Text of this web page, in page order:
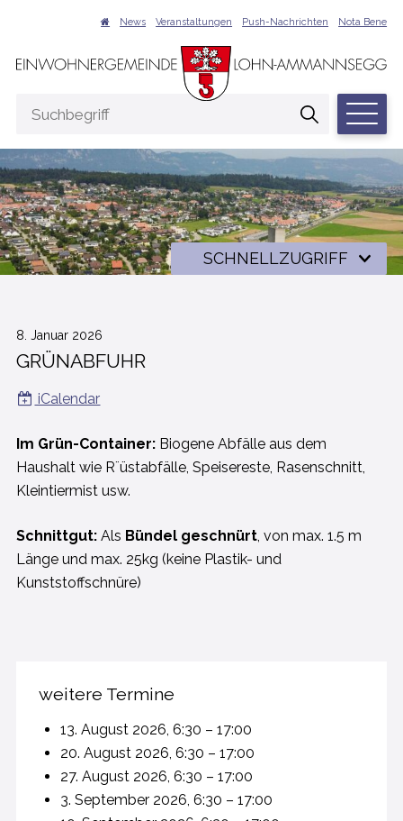
News Veranstaltungen Push-Nachrichten Nota Bene
Suchbegriff
Suche
GRÜNABFUHR
iCalendar
8. Januar 2026
Im Grün-Container:Biogene Abfälle aus dem
Haushalt wie R¨üstabfälle, Speisereste, Rasenschnitt,
Kleintiermist usw.
Schnittgut:Als Bündel geschnürt, von max. 1.5 m
Länge und max. 25kg (keine Plastik- und
Kunststoffschnüre)
weitere Termine
13. August 2026, 6:30 – 17:00
20. August 2026, 6:30 – 17:00
27. August 2026, 6:30 – 17:00
3. September 2026, 6:30 – 17:00
Schnellzugriff
SCHNELLZUGRIFF